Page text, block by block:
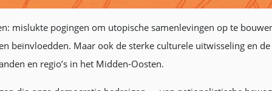
mislukte pogingen om utopische samenlevingen op te
beïnvloedden. Maar ook de sterke culturele uitwisseling en
en regio’s in het Midden-Oosten.